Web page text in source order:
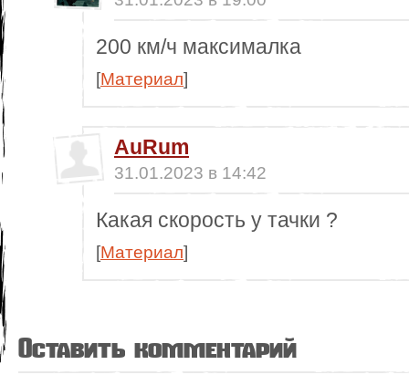
200 км/ч максималка
[Материал]
AuRum
31.01.2023 в 14:42
Какая скорость у тачки ?
[Материал]
Оставить комментарий